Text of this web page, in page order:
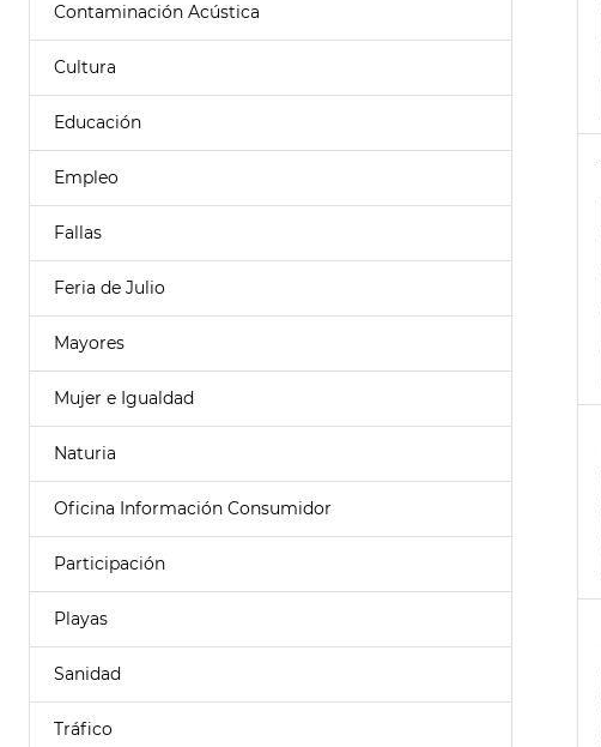
Contaminación Acústica
Cultura
Educación
Empleo
Fallas
Feria de Julio
Mayores
Mujer e Igualdad
Naturia
Oficina Información Consumidor
Participación
Playas
Sanidad
Tráfico